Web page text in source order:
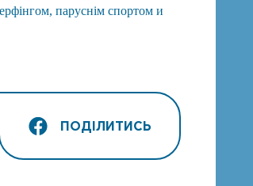
паруснім спортом и
ПОДІЛИТИСЬ